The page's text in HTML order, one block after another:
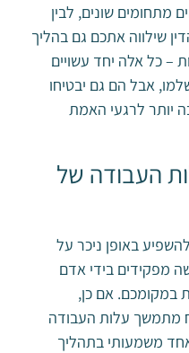
מתחומים שונים, לבין
שילווה אתכם גם בהליך
– כל אלה יחד עשויים
אבל הם גם יבטיחו
יותר לרגעי האמת
העבודה של
באופן ניכר על
מפקידים בידי אדם
במקומכם. אם כן,
מתמשך עלות העבודה
משמעותי בתהליך